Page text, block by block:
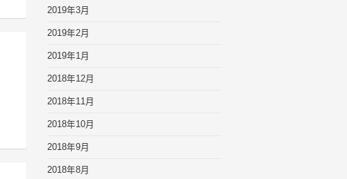
2019年3月
2019年2月
2019年1月
2018年12月
2018年11月
2018年10月
2018年9月
2018年8月